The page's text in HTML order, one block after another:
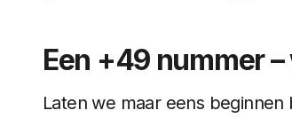
Een +49 nummer
Laten we maar eens